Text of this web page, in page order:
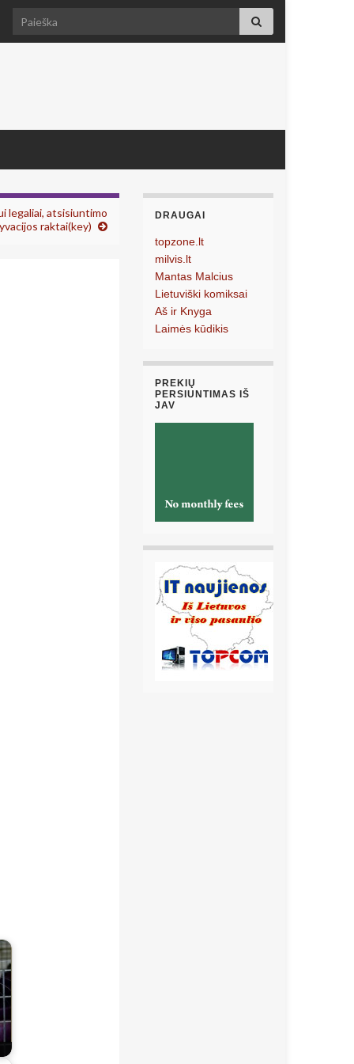
Search for:
legaliai, atsisiuntimo
raktai(key)
DRAUGAI
topzone.lt
milvis.lt
Mantas Malcius
Lietuviški komiksai
Aš ir Knyga
Laimės kūdikis
PREKIŲ
PERSIUNTIMAS IŠ
JAV